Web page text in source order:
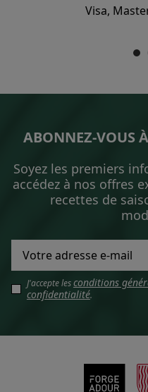
Visa,
ABONNEZ-VOUS
Soyez les premiers
accédez à nos offres
recettes de
J'accepte lesconditions
confidentialité.